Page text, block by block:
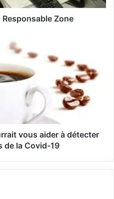
Responsable Zone
vous aider à détecter
de la Covid-19